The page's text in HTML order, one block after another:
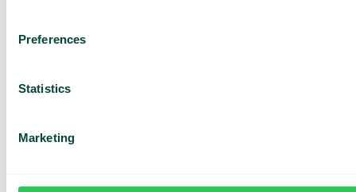
Preferences
Statistics
Marketingsom tilbyder tjenester inden for både LPG-